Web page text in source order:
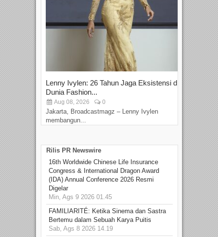
Lenny Ivylen: 26 Tahun Jaga Eksistensi di
Dunia Fashion...
Aug 08, 2026 0
Jakarta, Broadcastmagz – Lenny Ivylen
membangun...
Rilis PR Newswire
16th Worldwide Chinese Life Insurance
Congress & International Dragon Award
(IDA) Annual Conference 2026 Resmi
Digelar
Min, Ags 9 2026 01.45
FAMILIARITÉ: Ketika Sinema dan Sastra
Bertemu dalam Sebuah Karya Puitis
Sab, Ags 8 2026 14.19